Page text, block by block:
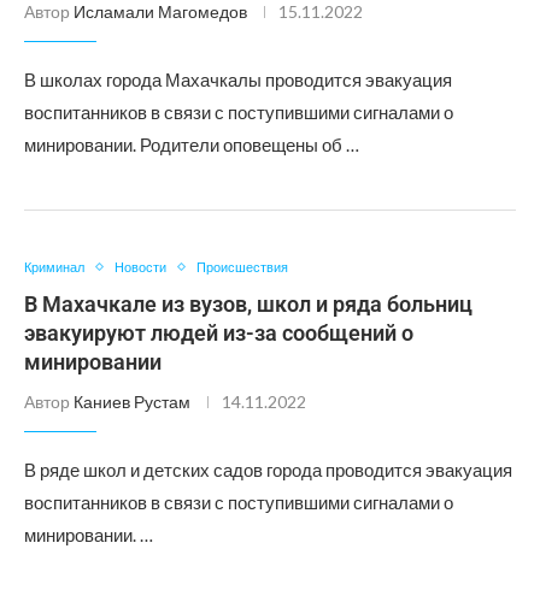
Автор Исламали Магомедов 15.11.2022
В школах города Махачкалы проводится эвакуация
воспитанников в связи с поступившими сигналами о
минировании. Родители оповещены об …
Криминал Новости Происшествия
В Махачкале из вузов, школ и ряда больниц
эвакуируют людей из-за сообщений о
минировании
Автор Каниев Рустам 14.11.2022
В ряде школ и детских садов города проводится эвакуация
воспитанников в связи с поступившими сигналами о
минировании. …